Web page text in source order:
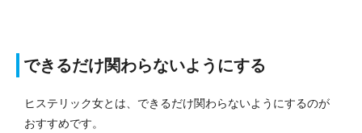
できるだけ関わらないようにする
ヒステリック女とは、できるだけ関わらないようにするのが
おすすめです。